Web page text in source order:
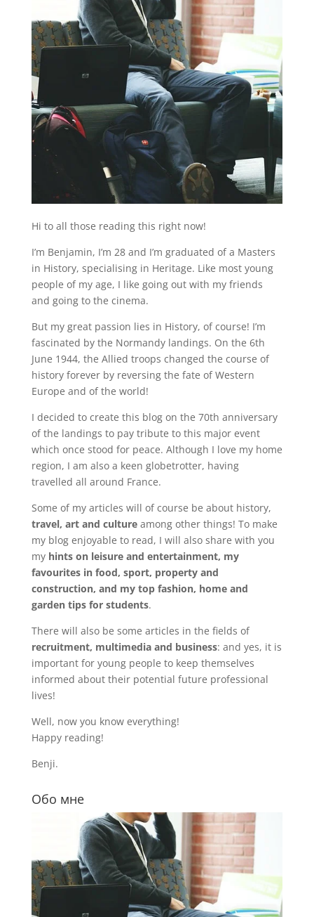
Hi to all those reading this right now!
I’m Benjamin, I’m 28 and I’m graduated of a Masters
in History, specialising in Heritage. Like most young
people of my age, I like going out with my friends
and going to the cinema.
But my great passion lies in History, of course! I’m
fascinated by the Normandy landings. On the 6th
June 1944, the Allied troops changed the course of
history forever by reversing the fate of Western
Europe and of the world!
I decided to create this blog on the 70th anniversary
of the landings to pay tribute to this major event
which once stood for peace. Although I love my home
region, I am also a keen globetrotter, having
travelled all around France.
Some of my articles will of course be about history,
travel, art and cultureamong other things! To make
my blog enjoyable to read, I will also share with you
my hints on leisure and entertainment, my
favourites in food, sport, property and
construction, and my top fashion, home and
garden tips for students.
There will also be some articles in the fields of
recruitment, multimedia and business: and yes, it is
important for young people to keep themselves
informed about their potential future professional
lives!
Well, now you know everything!
Happy reading!
Benji.
Обо мне